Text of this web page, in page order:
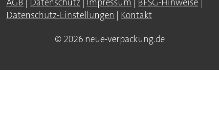
Datenschutz-Einstellungen | Kontakt
© 2026 neue-verpackung.de